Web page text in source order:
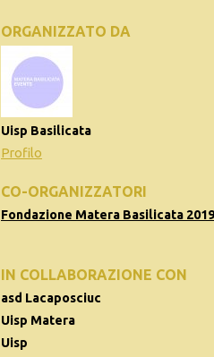
ORGANIZZATO DA
Uisp Basilicata
Profilo
CO-ORGANIZZATORI
Fondazione Matera Basilicata 2019
IN COLLABORAZIONE CON
asd Lacaposciuc
Uisp Matera
Uisp